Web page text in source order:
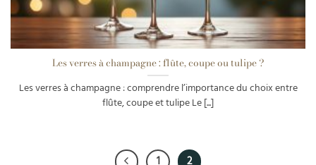
Les verres à champagne : flûte, coupe ou tulipe ?
Les verres à champagne : comprendre l’importance du choix entre
flûte, coupe et tulipe Le [...]
1 2